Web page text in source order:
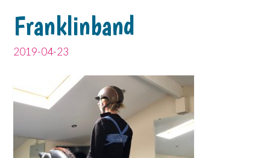
Franklinband
2019-04-23